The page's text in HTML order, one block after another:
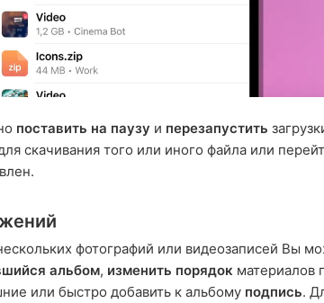
поставить на паузу и перезапустить
скачивания того или иного файла или
фотографий или видеозаписей Вы
альбом, изменить порядок материалов
или быстро добавить к альбому подпись.